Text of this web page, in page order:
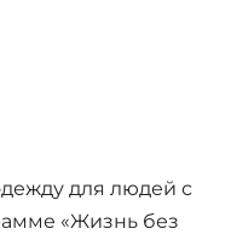
для людей с
«Жизнь без